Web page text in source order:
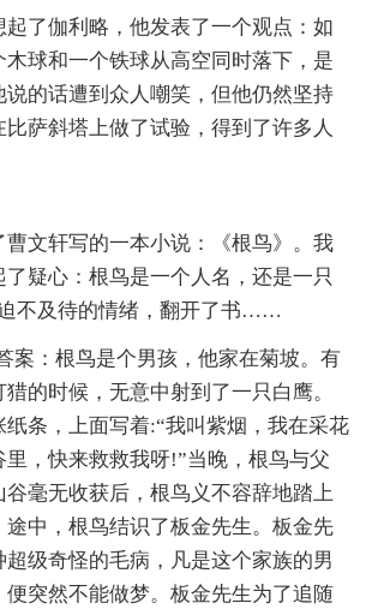
起了伽利略，他发表了一个观点：如
球和一个铁球从高空同时落下，是
说的话遭到众人嘲笑，但他仍然坚持
萨斜塔上做了试验，得到了许多人
曹文轩写的一本小说：《根鸟》。我
疑心：根鸟是一个人名，还是一只
不及待的情绪，翻开了书……
案：根鸟是个男孩，他家在菊坡。有
的时候，无意中射到了一只白鹰。
纸条，上面写着:“我叫紫烟，我在采花
里，快来救救我呀!”当晚，根鸟与父
毫无收获后，根鸟义不容辞地踏上
途中，根鸟结识了板金先生。板金先
级奇怪的毛病，凡是这个家族的男
便突然不能做梦。板金先生为了追随